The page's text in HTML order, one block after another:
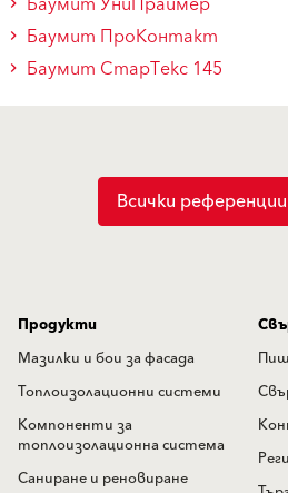
Баумит ПроКонтакт
Баумит СтарТекс 145
Всички
Продукти
Мазилки и бои за фасада
Топлоизолационни системи
Компоненти за
топлоизолационна система
Саниране и реновиране